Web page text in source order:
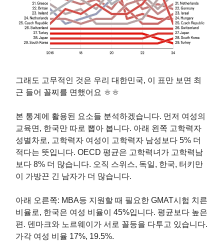
그래도 고무적인 것은 우리 대한민국, 이 표만 보면 최
근 들어 꼴찌를 면했어요 ㅎㅎ
본 통계에 활용된 요소들 분석하겠습니다. 먼저 여성의
교육면, 한국만 따로 뽑아 봅니다. 아래 왼쪽 고학력자
성별차로, 고학력자 여성이 고학력자 남성보다 5% 더
적다는 뜻입니다. OECD 평균은 고학력녀가 고학력남
보다 8% 더 많습니다. 오직 스위스, 독일, 한국, 터키만
이 가방끈 긴 남자가 더 많습니다.
아래 오른쪽: MBA등 지원할 때 필요한 GMAT시험 치른
비율로, 한국은 여성 비율이 45%입니다. 평균보다 높은
편. 덴마크와 노르웨이가 서로 꼴등을 다투고 있습니다.
가각 여성 비율 17%, 19.5%.